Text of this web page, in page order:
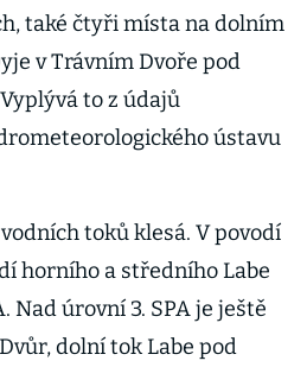
také čtyři místa na dolním
v Trávním Dvoře pod
to z údajů
ústavu
toků klesá. V povodí
horního a středního Labe
Nad úrovní 3. SPA je ještě
dolní tok Labe pod